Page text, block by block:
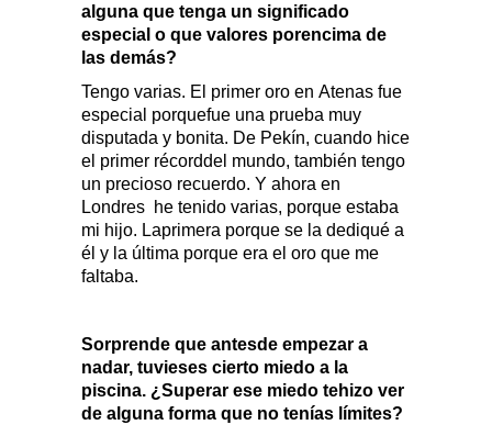
alguna que tenga un significado
especial o que valores porencima de
las demás?
Tengo varias. El primer oro en Atenas fue
especial porquefue una prueba muy
disputada y bonita. De Pekín, cuando hice
el primer récorddel mundo, también tengo
un precioso recuerdo. Y ahora en
Londres he tenido varias, porque estaba
mi hijo. Laprimera porque se la dediqué a
él y la última porque era el oro que me
faltaba.
Sorprende que antesde empezar a
nadar, tuvieses cierto miedo a la
piscina. ¿Superar ese miedo tehizo ver
de alguna forma que no tenías límites?